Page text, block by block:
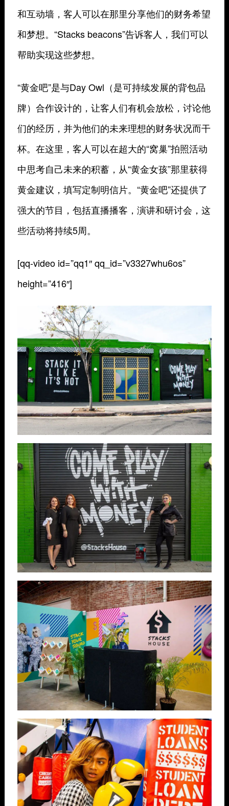
和互动墙，客人可以在那里分享他们的财务希望
和梦想。“Stacks beacons”告诉客人，我们可以
帮助实现这些梦想。
“黄金吧”是与Day Owl（是可持续发展的背包品
牌）合作设计的，让客人们有机会放松，讨论他
们的经历，并为他们的未来理想的财务状况而干
杯。在这里，客人可以在超大的“窝巢”拍照活动
中思考自己未来的积蓄，从“黄金女孩”那里获得
黄金建议，填写定制明信片。“黄金吧”还提供了
强大的节目，包括直播播客，演讲和研讨会，这
些活动将持续5周。
[qq-video id=”qq1″ qq_id=”v3327whu6os”
height=”416″]